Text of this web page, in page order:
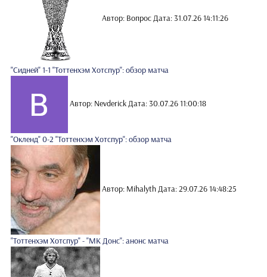
Автор: ВопросДата: 31.07.26 14:11:26
"Сидней" 1-1 "Тоттенхэм Хотспур": обзор матча
Автор: NevderickДата: 30.07.26 11:00:18
"Окленд" 0-2 "Тоттенхэм Хотспур": обзор матча
Автор: MihalythДата: 29.07.26 14:48:25
"Тоттенхэм Хотспур" - "МК Донс": анонс матча